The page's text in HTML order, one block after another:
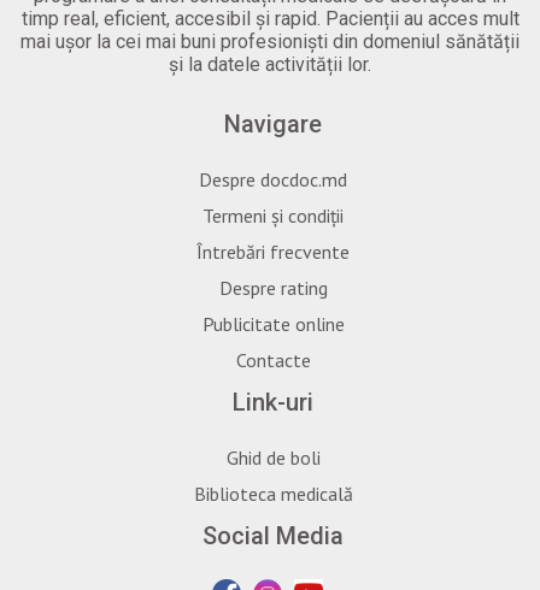
timp real, eficient, accesibil și rapid. Pacienții au acces mult
mai ușor la cei mai buni profesioniști din domeniul sănătății
și la datele activității lor.
Navigare
Despre docdoc.md
Termeni și condiții
Întrebări frecvente
Despre rating
Publicitate online
Contacte
Link-uri
Ghid de boli
Biblioteca medicală
Social Media